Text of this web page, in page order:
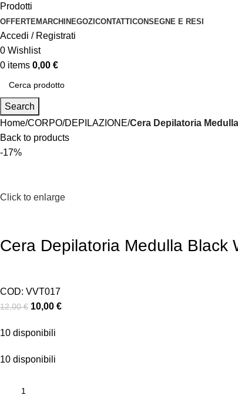
Prodotti
OFFERTEMARCHINEGOZICONTATTICONSEGNE E RESI
Accedi / Registrati
0 Wishlist
0 items 0,00 €
Search
Home CORPO DEPILAZIONE Cera Depilatoria
Back to products
-17%
Click to enlarge
Cera Depilatoria Medulla Black
COD: VVT017
12,00€ 10,00 €
10 disponibili
10 disponibili